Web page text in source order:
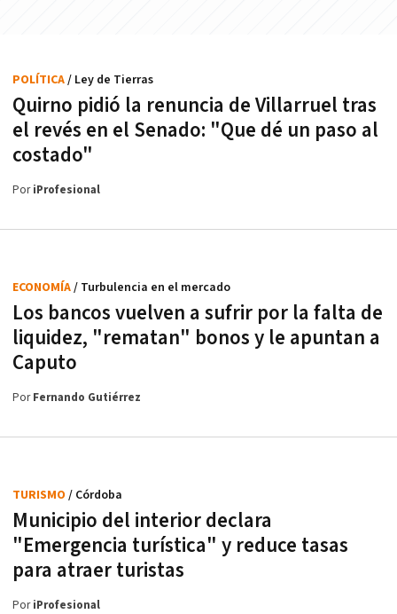
Quirno pidió la renuncia de Villarruel tras
el revés en el Senado: "Que dé un paso al
costado"
POLÍTICA/ Ley de Tierras
PoriProfesional
Los bancos vuelven a sufrir por la falta de
liquidez, "rematan" bonos y le apuntan a
Caputo
ECONOMÍA/ Turbulencia en el mercado
PorFernando Gutiérrez
Municipio del interior declara
"Emergencia turística" y reduce tasas
para atraer turistas
TURISMO / Córdoba
PoriProfesional